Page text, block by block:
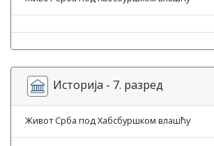
Историја - 7. разред
Живот Срба под Хабсбуршком влашћу